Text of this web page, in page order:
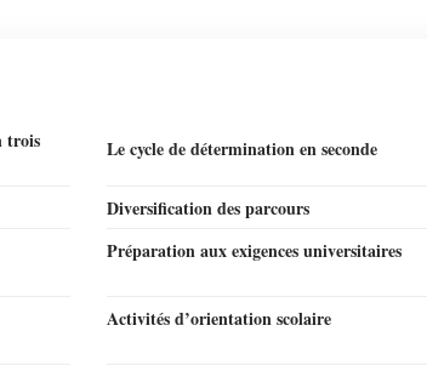
trois
Le cycle de détermination en seconde
Diversification des parcours
Préparation aux exigences universitaires
Activités d’orientation scolaire